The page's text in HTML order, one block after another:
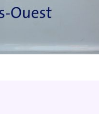
de police Bruxelles-